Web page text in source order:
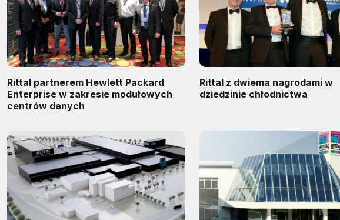
Rittal partnerem Hewlett Packard
Enterprise w zakresie modułowych
centrów danych
Rittal z dwiema nagrodami w
dziedzinie chłodnictwa